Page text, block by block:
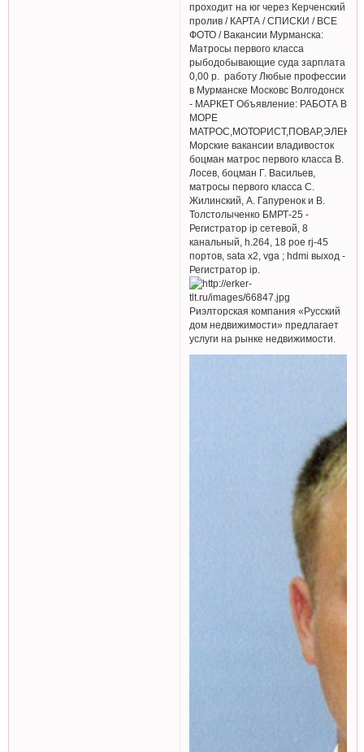
проходит на юг через Керченский
пролив / КАРТА / СПИСКИ / ВСЕ
ФОТО / Вакансии Мурманска:
Матросы первого класса
рыбодобывающие суда зарплата
0,00 р. работу Любые профессии
в Мурманске Московс Волгодонск
- МАРКЕТ Объявление: РАБОТА В
МОРЕ
Морские вакансии владивосток
боцман матрос первого класса В.
Лосев, боцман Г. Васильев,
матросы первого класса С.
Жилинский, А. Гапуренок и В.
Толстолыченко БМРТ-25 -
Регистратор ip сетевой, 8
канальный, h.264, 18 poe rj-45
портов, sata x2, vga ; hdmi выход -
Регистратор ip.
Риэлторская компания «Русский
дом недвижимости» предлагает
услуги на рынке недвижимости.